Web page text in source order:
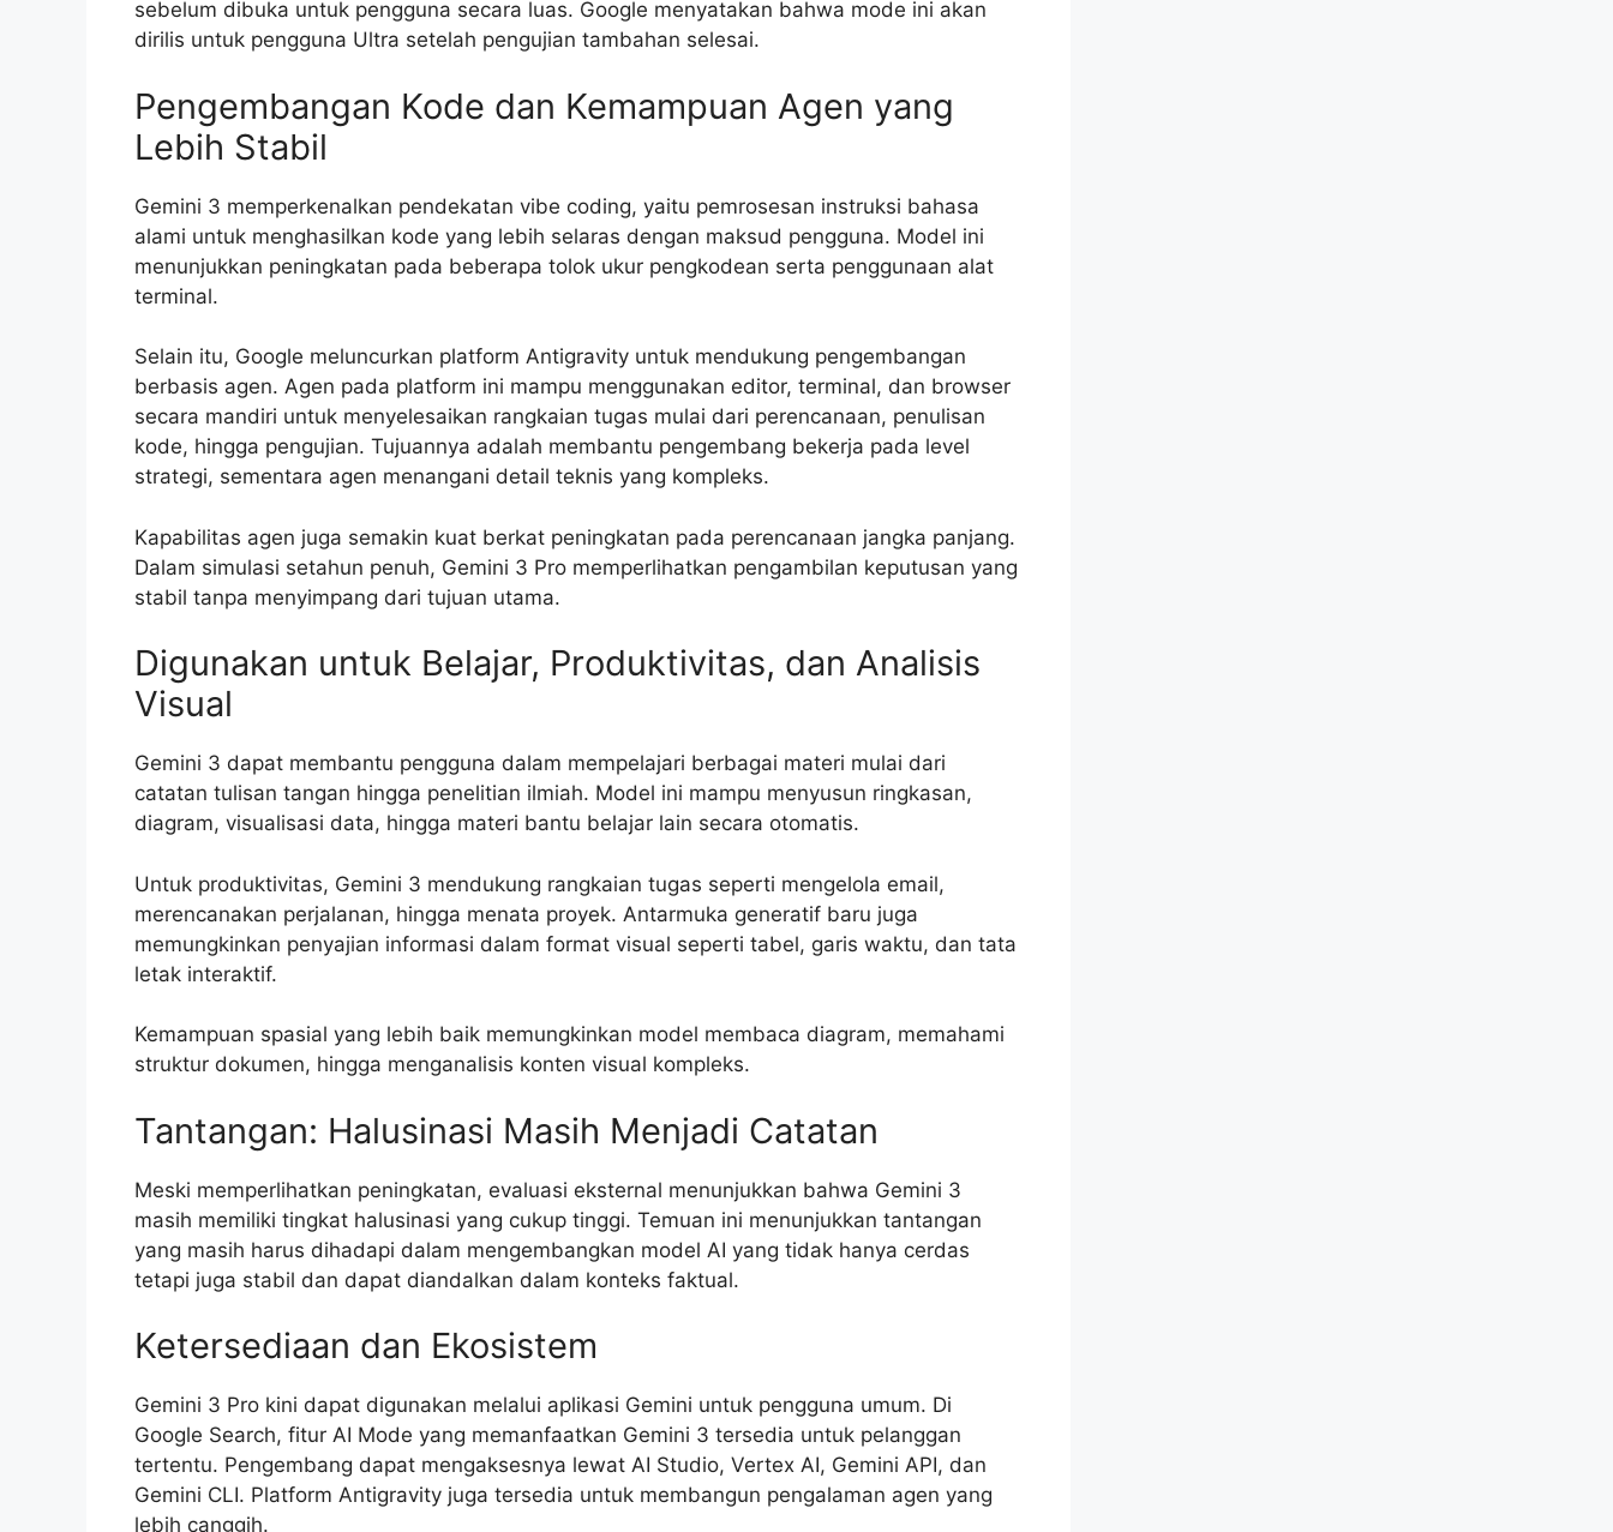
sebelum dibuka untuk pengguna secara luas. Google menyatakan bahwa mode ini akan
dirilis untuk pengguna Ultra setelah pengujian tambahan selesai.
Pengembangan Kode dan Kemampuan Agen yang
Lebih Stabil
Gemini 3 memperkenalkan pendekatan vibe coding, yaitu pemrosesan instruksi bahasa
alami untuk menghasilkan kode yang lebih selaras dengan maksud pengguna. Model ini
menunjukkan peningkatan pada beberapa tolok ukur pengkodean serta penggunaan alat
terminal.
Selain itu, Google meluncurkan platform Antigravity untuk mendukung pengembangan
berbasis agen. Agen pada platform ini mampu menggunakan editor, terminal, dan browser
secara mandiri untuk menyelesaikan rangkaian tugas mulai dari perencanaan, penulisan
kode, hingga pengujian. Tujuannya adalah membantu pengembang bekerja pada level
strategi, sementara agen menangani detail teknis yang kompleks.
Kapabilitas agen juga semakin kuat berkat peningkatan pada perencanaan jangka panjang.
Dalam simulasi setahun penuh, Gemini 3 Pro memperlihatkan pengambilan keputusan yang
stabil tanpa menyimpang dari tujuan utama.
Digunakan untuk Belajar, Produktivitas, dan Analisis
Visual
Gemini 3 dapat membantu pengguna dalam mempelajari berbagai materi mulai dari
catatan tulisan tangan hingga penelitian ilmiah. Model ini mampu menyusun ringkasan,
diagram, visualisasi data, hingga materi bantu belajar lain secara otomatis.
Untuk produktivitas, Gemini 3 mendukung rangkaian tugas seperti mengelola email,
merencanakan perjalanan, hingga menata proyek. Antarmuka generatif baru juga
memungkinkan penyajian informasi dalam format visual seperti tabel, garis waktu, dan tata
letak interaktif.
Kemampuan spasial yang lebih baik memungkinkan model membaca diagram, memahami
struktur dokumen, hingga menganalisis konten visual kompleks.
Tantangan: Halusinasi Masih Menjadi Catatan
Meski memperlihatkan peningkatan, evaluasi eksternal menunjukkan bahwa Gemini 3
masih memiliki tingkat halusinasi yang cukup tinggi. Temuan ini menunjukkan tantangan
yang masih harus dihadapi dalam mengembangkan model AI yang tidak hanya cerdas
tetapi juga stabil dan dapat diandalkan dalam konteks faktual.
Ketersediaan dan Ekosistem
Gemini 3 Pro kini dapat digunakan melalui aplikasi Gemini untuk pengguna umum. Di
Google Search, fitur AI Mode yang memanfaatkan Gemini 3 tersedia untuk pelanggan
tertentu. Pengembang dapat mengaksesnya lewat AI Studio, Vertex AI, Gemini API, dan
Gemini CLI. Platform Antigravity juga tersedia untuk membangun pengalaman agen yang
lebih canggih.